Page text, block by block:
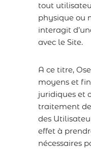
tout
physique ou
interagit
avec le Site.
A ce titre,
moyens et
juridiques et
traitement
des
effet à
nécessaires